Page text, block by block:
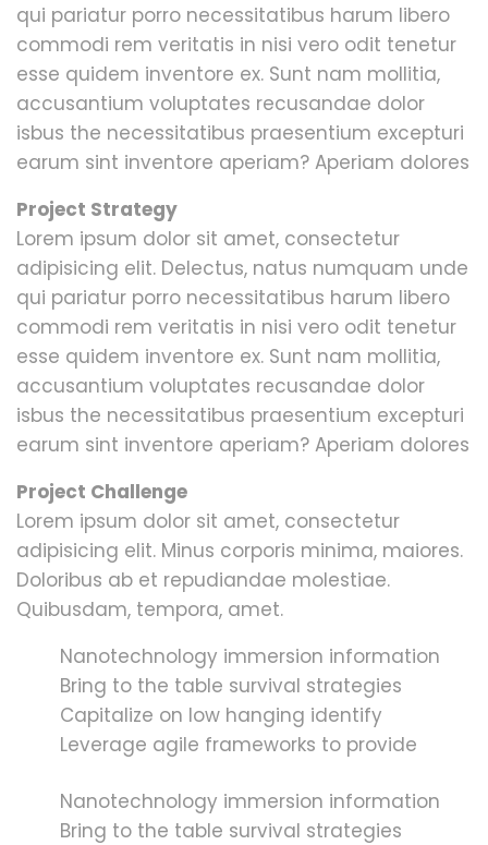
qui pariatur porro necessitatibus harum libero
commodi rem veritatis in nisi vero odit tenetur
esse quidem inventore ex. Sunt nam mollitia,
accusantium voluptates recusandae dolor
isbus the necessitatibus praesentium excepturi
earum sint inventore aperiam? Aperiam dolores
Project Strategy
Lorem ipsum dolor sit amet, consectetur
adipisicing elit. Delectus, natus numquam unde
qui pariatur porro necessitatibus harum libero
commodi rem veritatis in nisi vero odit tenetur
esse quidem inventore ex. Sunt nam mollitia,
accusantium voluptates recusandae dolor
isbus the necessitatibus praesentium excepturi
earum sint inventore aperiam? Aperiam dolores
Project Challenge
Lorem ipsum dolor sit amet, consectetur
adipisicing elit. Minus corporis minima, maiores.
Doloribus ab et repudiandae molestiae.
Quibusdam, tempora, amet.
Nanotechnology immersion information
Bring to the table survival strategies
Capitalize on low hanging identify
Leverage agile frameworks to provide
Nanotechnology immersion information
Bring to the table survival strategies